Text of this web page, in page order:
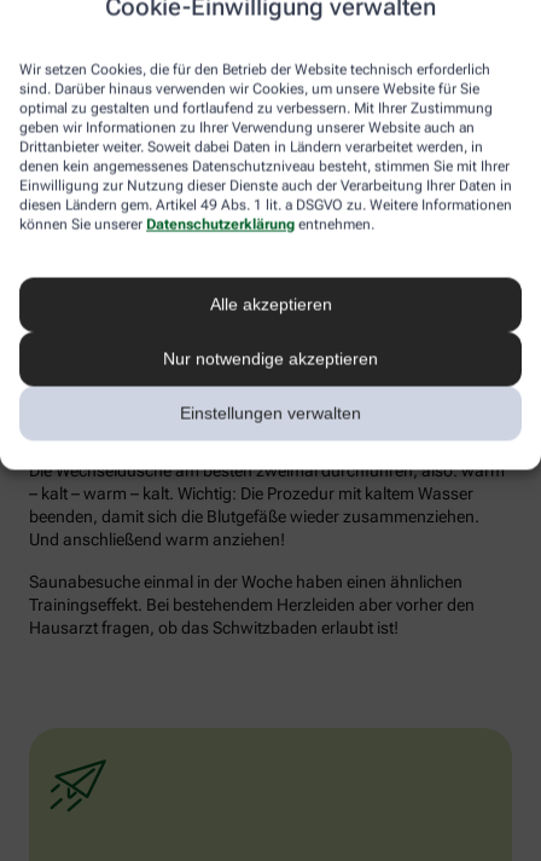
Cookie-Einwilligung verwalten
Wir setzen Cookies, die für den Betrieb der Website technisch erforderlich
sind. Darüber hinaus verwenden wir Cookies, um unsere Website für Sie
optimal zu gestalten und fortlaufend zu verbessern. Mit Ihrer Zustimmung
geben wir Informationen zu Ihrer Verwendung unserer Website auch an
Drittanbieter weiter. Soweit dabei Daten in Ländern verarbeitet werden, in
denen kein angemessenes Datenschutzniveau besteht, stimmen Sie mit Ihrer
Einwilligung zur Nutzung dieser Dienste auch der Verarbeitung Ihrer Daten in
diesen Ländern gem. Artikel 49 Abs. 1 lit. a DSGVO zu. Weitere Informationen
können Sie unserer Datenschutzerklärung entnehmen.
Alle akzeptieren
Nur notwendige akzeptieren
Einstellungen verwalten
die Lymphe in die Lymphknoten transportiert werden, wo sich die
Wer bei Schmuddelwetter nicht vor die Tür mag, kann sein
Immunsystem mit kalt-warmen Wechselduschen auf Trab
bringen und die Anfälligkeit für Erkältungsinfekte senken. Der
Kältereiz kurbelt die Durchblutung an und bringt den Kreislauf in
Schwung, je regelmäßiger wir ihm ausgesetzt sind, desto
unempfindlicher reagiert der Körper in der kalten Jahreszeit auf
die großen Temperaturunterschiede.
Dusche. Anschließend die Wassertemperatur auf kühl bis kalt
stellen und den Wasserstrahl vom rechten Fuß entlang bis zur
Hüfte führen und auf der Innenseite des Oberschenkels wieder
Dann sind die Arme dran: Auch hier geht’s wieder von unten nach
oben, beginnend am rechten Handrücken bis zur Schulter und
von der Achsel am Innenarm wieder bis zur Handfläche zurück.
Die Wechseldusche am besten zweimal durchführen, also: warm
– kalt – warm – kalt. Wichtig: Die Prozedur mit kaltem Wasser
beenden, damit sich die Blutgefäße wieder zusammenziehen.
Und anschließend warm anziehen!
Saunabesuche einmal in der Woche haben einen ähnlichen
Trainingseffekt. Bei bestehendem Herzleiden aber vorher den
Hausarzt fragen, ob das Schwitzbaden erlaubt ist!